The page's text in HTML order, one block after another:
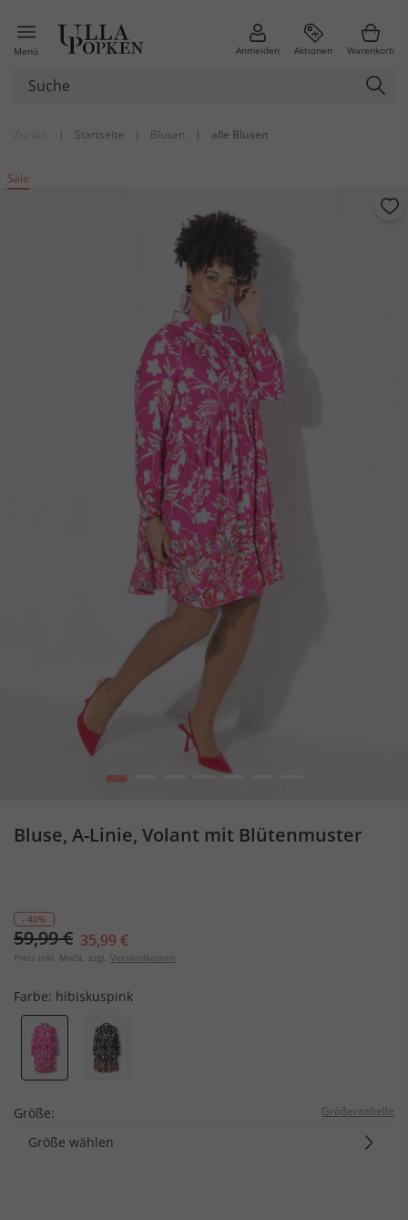
Menü Anmelden Aktionen Warenkorb
| Startseite | Blusen | alle Blusen
Sale
1
Bluse, A-Linie, Volant mit Blütenmuster
- 40%
59,99 € 35,99 €
Preis inkl. MwSt. zzgl. Versandkosten
Farbe: hibiskuspink
Größe: Größentabelle
Größe wählen